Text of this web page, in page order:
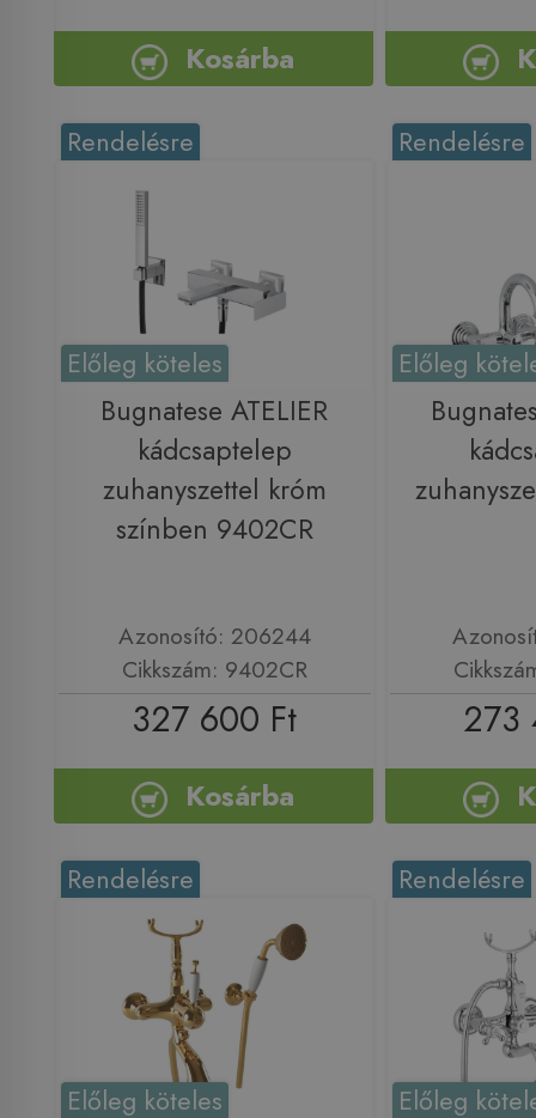
Kosárba
Rendelésre
Előleg köteles
Bugnatese ATELIER
kádcsaptelep
zuhanyszettel króm
színben 9402CR
Azonosító: 206244
Cikkszám: 9402CR
327 600 Ft
Kosárba
Rendelésre
Előleg
273
Rendelésre
Előleg köteles
Rendelésre
Előleg